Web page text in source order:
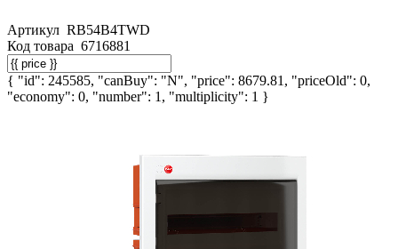
Артикул RB54B4TWD
Код товара 6716881
{ "id": 245585, "canBuy": "N", "price": 8679.81, "priceOld": 0,
"economy": 0, "number": 1, "multiplicity": 1 }